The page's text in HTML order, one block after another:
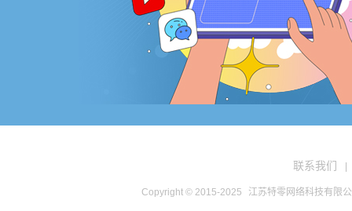
联系我们
Copyright © 2015-2025 江苏特零网络科技有限